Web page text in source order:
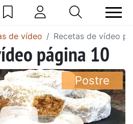
de vídeo Recetas de vídeo
página 10
Postre